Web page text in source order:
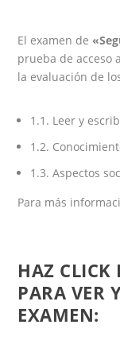
El examen de
prueba de acceso
la evaluación de
1.1. Leer y
1.2.
1.3. Aspectos
Para más
HAZ CLICK
PARA VER
EXAMEN: